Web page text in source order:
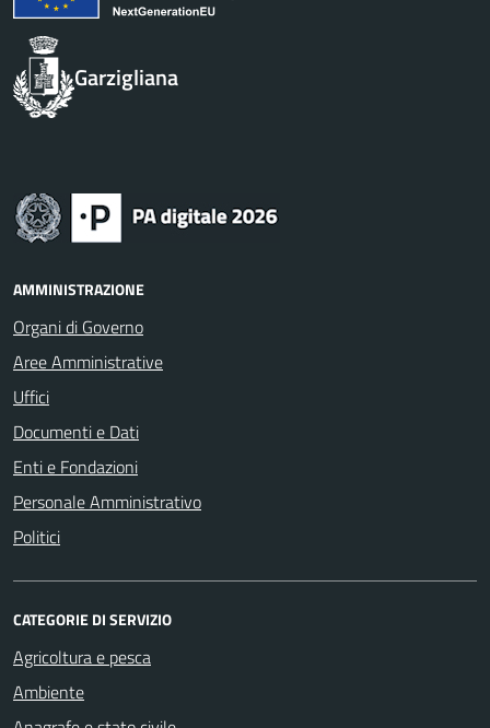
Garzigliana
AMMINISTRAZIONE
Organi di Governo
Aree Amministrative
Uffici
Documenti e Dati
Enti e Fondazioni
Personale Amministrativo
Politici
CATEGORIE DI SERVIZIO
Agricoltura e pesca
Ambiente